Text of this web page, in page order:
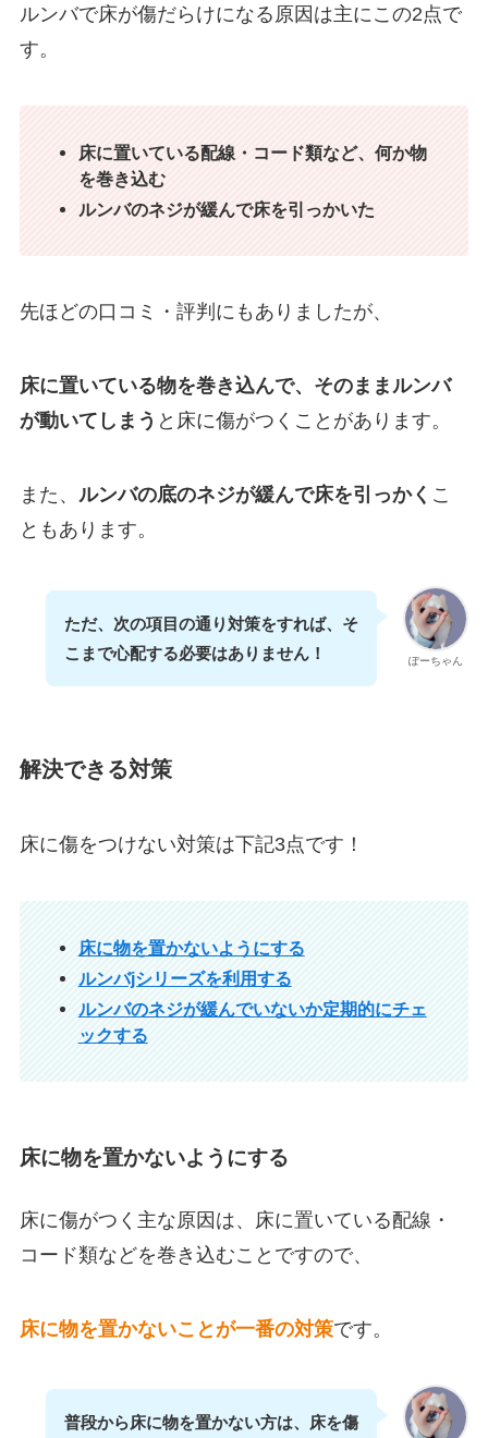
ルンバで床が傷だらけになる原因は主にこの2点で
す。
床に置いている配線・コード類など、何か物
を巻き込む
ルンバのネジが緩んで床を引っかいた
先ほどの口コミ・評判にもありましたが、
床に置いている物を巻き込んで、そのままルンバ
が動いてしまう と床に傷がつくことがあります。
また、 ルンバの底のネジが緩んで床を引っかく こ
ともあります。
ぽーちゃん
ただ、次の項目の通り対策をすれば、そ
こまで心配する必要はありません！
解決できる対策
床に傷をつけない対策は下記3点です！
床に物を置かないようにする
ルンバjシリーズを利用する
ルンバのネジが緩んでいないか定期的にチェ
ックする
床に物を置かないようにする
床に傷がつく主な原因は、床に置いている配線・
コード類などを巻き込むことですので、
床に物を置かないことが一番の対策です。
普段から床に物を置かない方は、床を傷